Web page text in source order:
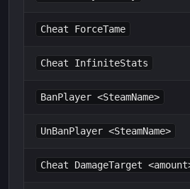
Cheat ForceTame
Cheat InfiniteStats
BanPlayer <SteamName>
UnBanPlayer <SteamName>
Cheat DamageTarget